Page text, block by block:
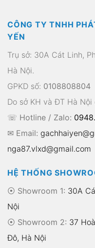
CÔNG TY TNHH
YẾN
Trụ sở: 30A Cát Linh,
Hà Nội.
GPKD số: 0108808804
Do sở KH và ĐT Hà
☏ Hotline / Zalo:
✉ Email:
nga87.vlxd@gmail.com
HỆ THỐNG
⦿ Showroom 1: 30A
Nội
⦿ Showroom 2: 37
Đô, Hà Nội